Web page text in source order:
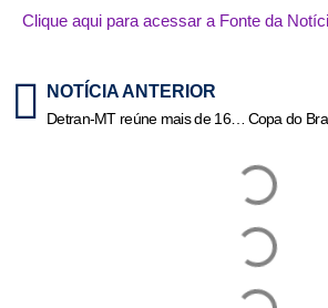
Clique aqui para acessar a Fonte da
NOTÍCIA ANTERIOR
Detran-MT reúne mais de 160 despachantes de todo Estado em encontro anual de alinhamento